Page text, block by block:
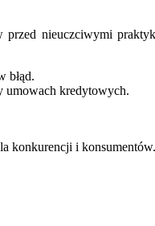
nieuczciwymi
błąd.
umowach kredytowych.
konkurencji i